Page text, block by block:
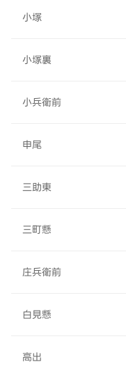
小塚
小塚裏
小兵衛前
申尾
三助東
三町懸
庄兵衛前
白見懸
高出